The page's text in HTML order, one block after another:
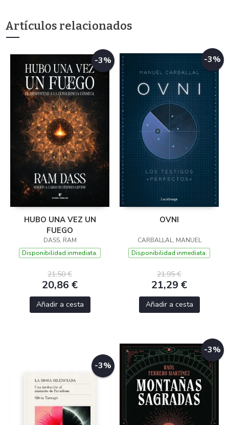
Artículos relacionados
-3%
HUBO UNA VEZ UN
FUEGO
DASS, RAM
Disponibilidad inmediata.
21,50 €
20,86 €
Añadir a cesta
-3%
OVNI
CARBALLAL, MANUEL
Disponibilidad inmediata.
21,95 €
21,29 €
Añadir a cesta
-3%
-3%